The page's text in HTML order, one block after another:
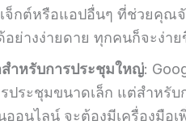
เจ็กต์หรือแอปอื่นๆ ที่ช่วยคุณ
ย่างง่ายดาย ทุกคนก็จะง่า
ำหรับการประชุมใหญ่:
ประชุมขนาดเล็ก แต่สำหรับ
อนไลน์ จะต้องมีเครื่องมือเ